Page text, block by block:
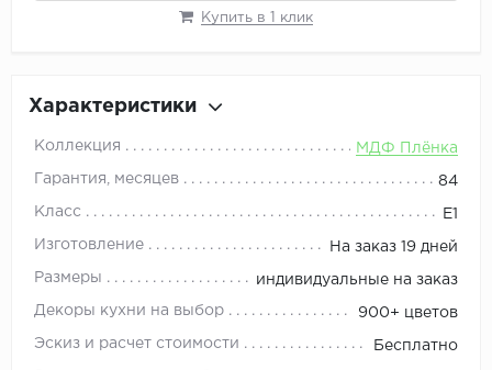
Купить в 1 клик
Характеристики
Коллекция МДФ Плёнка
Гарантия, месяцев 84
Класс E1
Изготовление На заказ 19 дней
Размеры индивидуальные на заказ
Декоры кухни на выбор 900+ цветов
Эскиз и расчет стоимости Бесплатно